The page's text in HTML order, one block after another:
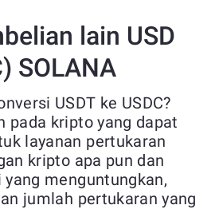
lain USD
SOLANA
USDT ke USDC?
pada kripto yang dapat
layanan pertukaran
kripto apa pun dan
menguntungkan,
jumlah pertukaran yang